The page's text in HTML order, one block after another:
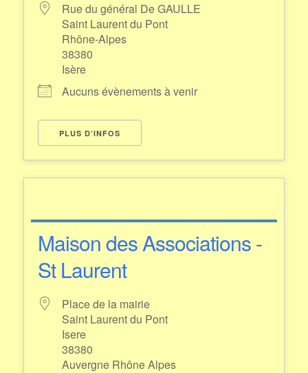
Rue du général De GAULLE
Saint Laurent du Pont
Rhône-Alpes
38380
Isère
Aucuns évènements à venir
PLUS D’INFOS
Maison des Associations -
St Laurent
Place de la mairie
Saint Laurent du Pont
Isere
38380
Auvergne Rhône Alpes